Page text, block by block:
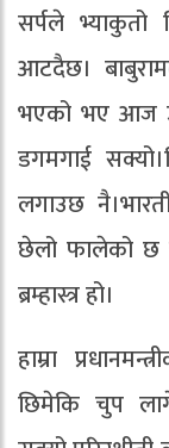
सर्पले भ्याकुतो
आटदैछ।
भएको भए आज
डगमगाई
लगाउछ
छेलो फालेको छ
ब्रम्हास्त्र हो।
हाम्रा
छिमेकि चुप